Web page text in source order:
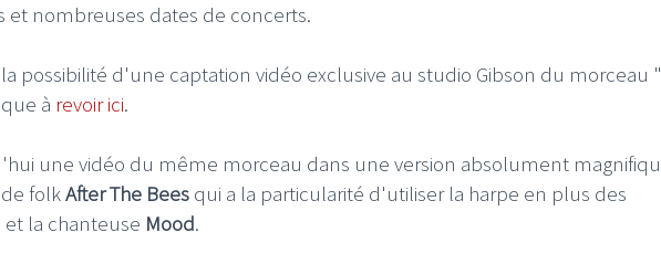
nombreuses dates de concerts.
possibilité d'une captation vidéo exclusive au studio Gibson du morceau
à revoir ici.
une vidéo du même morceau dans une version absolument
folkAfter The Bees qui a la particularité d'utiliser la harpe en plus des
la chanteuse Mood.